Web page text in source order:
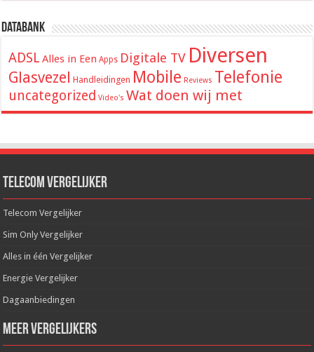
Databank
ADSL Alles in Een Apps Digitale TV Diversen
Glasvezel Handleidingen Mobile Reviews Telefonie
uncategorized Video's Wat doen wij met
Telecom Vergelijker
Telecom Vergelijker
Sim Only Vergelijker
Alles in één Vergelijker
Energie Vergelijker
Dagaanbiedingen
Meer Vergelijkers